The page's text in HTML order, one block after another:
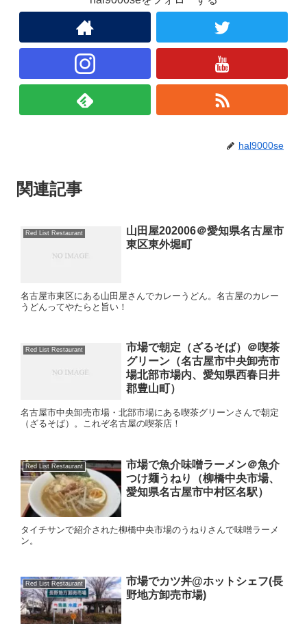
hal9000se
関連記事
Red List Restaurant
山田屋202006＠愛知県名古屋市
東区東外堀町
名古屋市東区にある山田屋さんでカレーうどん。名古屋のカレー
うどんってやたらと旨い！
Red List Restaurant
市場で朝定（ざるそば）＠喫茶
グリーン（名古屋市中央卸売市
場北部市場内、愛知県西春日井
郡豊山町）
名古屋市中央卸売市場・北部市場にある喫茶グリーンさんで朝定
（ざるそば）。これぞ名古屋の喫茶店！
Red List Restaurant
市場で魚介味噌ラーメン＠魚介
つけ麺うねり（柳橋中央市場、
愛知県名古屋市中村区名駅）
タイチサンで紹介された柳橋中央市場のうねりさんで味噌ラーメ
ン。
Red List Restaurant
市場でカツ丼@ホットシェフ(長
野地方卸売市場)